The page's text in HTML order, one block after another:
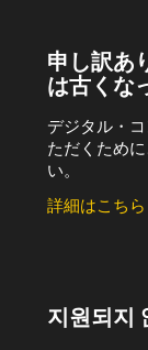
申し訳あ
は古くな
デジタル・
ただくため
い。
詳細はこちら
지원되지